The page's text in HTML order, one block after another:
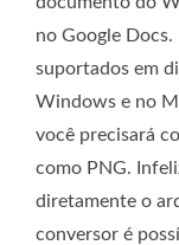
no Google
suportados em
Windows e no
você precisará
como PNG.
diretamente o
conversor é